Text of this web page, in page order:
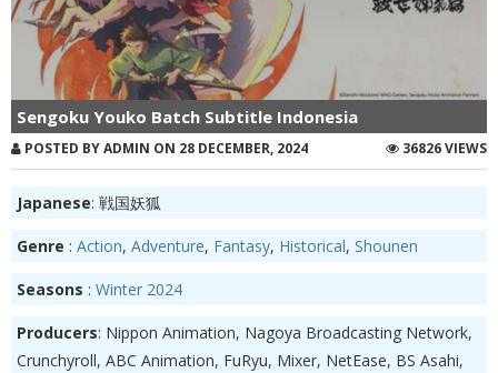
Sengoku Youko Batch Subtitle Indonesia
POSTED BY ADMIN ON 28 DECEMBER, 2024 36826 VIEWS
Japanese: 戦国妖狐
Genre : Action, Adventure, Fantasy, Historical, Shounen
Seasons : Winter 2024
Producers: Nippon Animation, Nagoya Broadcasting Network,
Crunchyroll, ABC Animation, FuRyu, Mixer, NetEase, BS Asahi,